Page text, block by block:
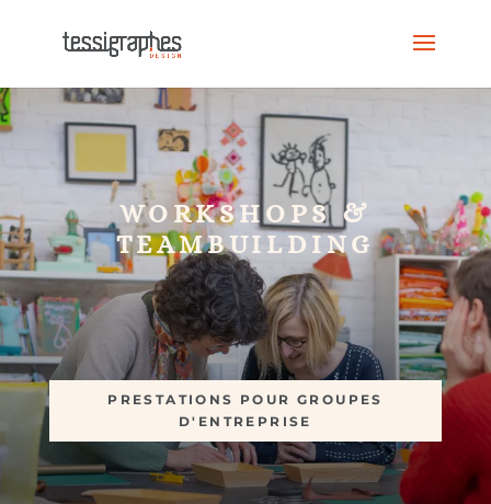
WORKSHOPS &
TEAMBUILDING
PRESTATIONS POUR GROUPES
D'ENTREPRISE